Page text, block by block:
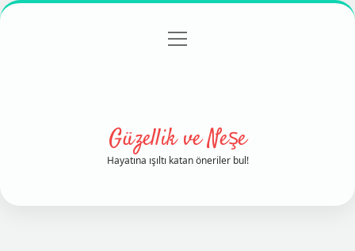
Gizlilik Politikası
menüyü
Güzellik ve Neşe
Hayatına ışıltı katan öneriler bul!